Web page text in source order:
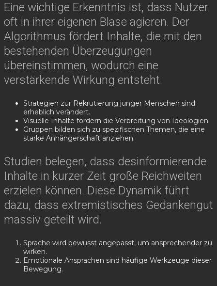
Eine wichtige Erkenntnis ist, dass Nutzer
oft in ihrer eigenen Blase agieren. Der
Algorithmus fördert Inhalte, die mit den
bestehenden Überzeugungen
übereinstimmen, wodurch eine
verstärkende Wirkung entsteht.
Strategien zur Rekrutierung junger Menschen sind
erheblich verändert.
Visuelle Inhalte fördern die Verbreitung von Ideologien.
Gruppen bilden sich zu spezifischen Themen, die eine
starke Anhängerschaft anziehen.
Studien belegen, dass desinformierende
Inhalte in kurzer Zeit große Reichweiten
erzielen können. Diese Dynamik führt
dazu, dass extremistisches Gedankengut
massiv geteilt wird.
Sprache wird bewusst angepasst, um ansprechender zu
wirken.
Emotionale Ansprachen sind häufige Werkzeuge dieser
Bewegung.